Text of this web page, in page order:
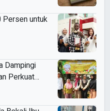
Persen untuk
Dampingi
Perkuat